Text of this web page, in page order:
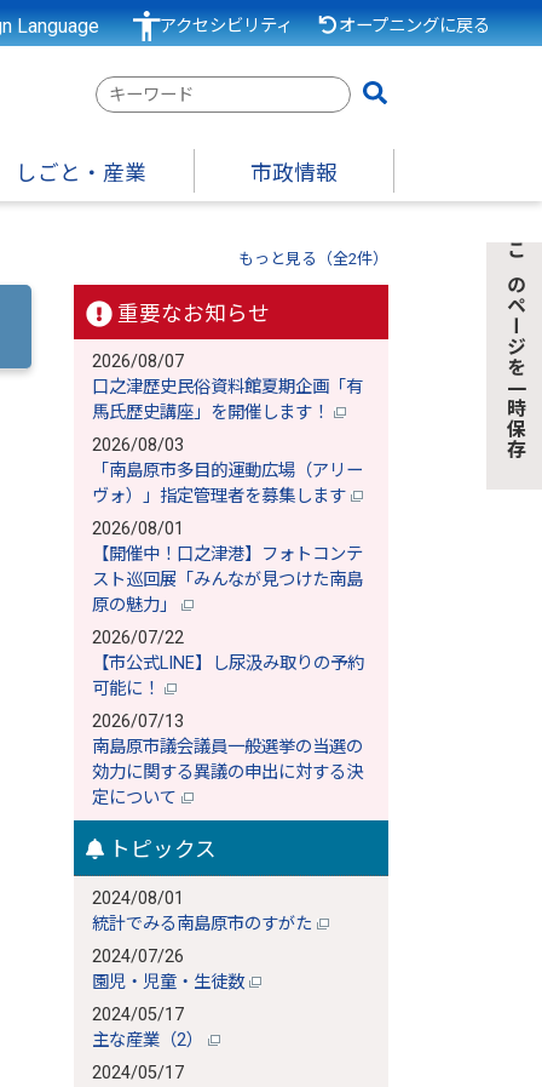
Language アクセシビリティ オープニングに戻る
検
ー
ワ
しごと・産業 市政情報
もっと見る（全2件）
重要なお知らせ
2026/08/07
口之津歴史民俗資料館夏期企画「有
馬氏歴史講座」を開催します！
2026/08/03
「南島原市多目的運動広場（アリー
ヴォ）」指定管理者を募集します
2026/08/01
【開催中！口之津港】フォトコンテ
スト巡回展「みんなが見つけた南島
原の魅力」
2026/07/22
【市公式LINE】し尿汲み取りの予約
可能に！
2026/07/13
南島原市議会議員一般選挙の当選の
効力に関する異議の申出に対する決
定について
トピックス
2024/08/01
統計でみる南島原市のすがた
2024/07/26
園児・児童・生徒数
2024/05/17
主な産業（2）
2024/05/17
このページを一時保存